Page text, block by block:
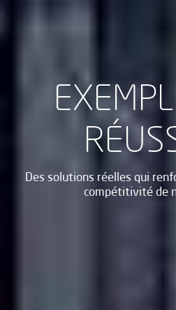
Des solutions réelles qui
compétitivité de